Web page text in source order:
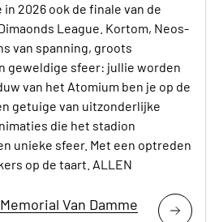
in 2026 ook de finale van de
League. Kortom, Neos-
van spanning, groots
geweldige sfeer: jullie worden
van het Atomium ben je op de
getuige van uitzonderlijke
die het stadion
unieke sfeer. Met een optreden
op de taart. ALLEN
Van Damme